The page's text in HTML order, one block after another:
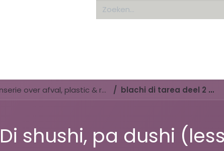
Di shushi, pa dushi (lessenserie over afval, plastic & recyclen) blachi di tarea deel 2 vsbo